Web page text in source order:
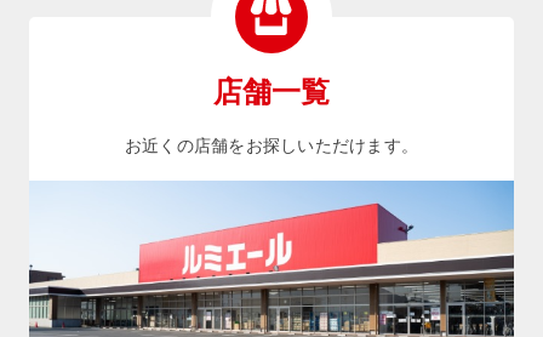
店舗一覧
お近くの店舗をお探しいただけます。